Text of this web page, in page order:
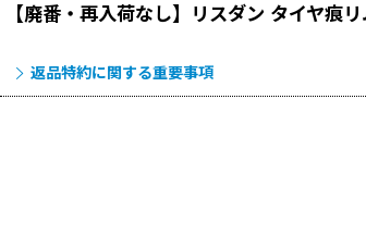
【廃番・再入荷なし】リスダン タイヤ痕
返品特約に関する重要事項